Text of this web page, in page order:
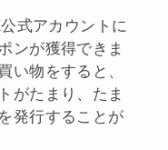
式アカウントに
ンが獲得できま
い物をすると、
がたまり、たま
発行することが